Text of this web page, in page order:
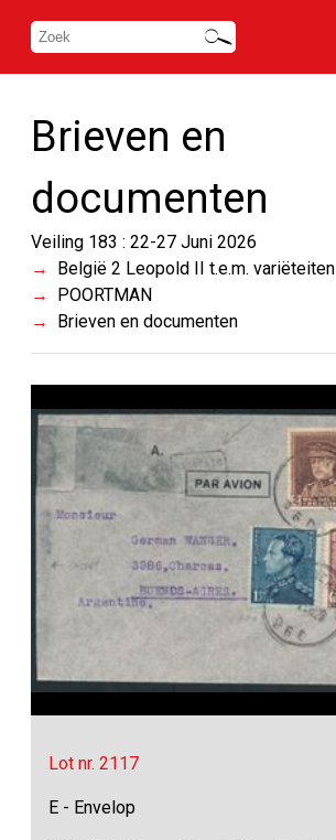
Brieven en
documenten
Veiling 183 : 22-27 Juni 2026
België 2 Leopold II t.e.m. variëteiten
POORTMAN
Brieven en documenten
Lot nr. 2117
E - Envelop